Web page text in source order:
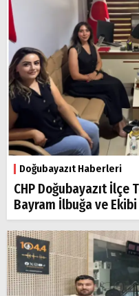
Doğubayazıt Haberleri
CHP Doğubayazıt
Bayram İlbuğa ve Ekibi